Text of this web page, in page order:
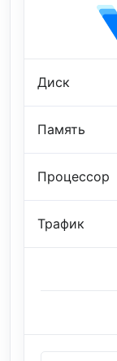
Диск
Память
Процессор
Трафик